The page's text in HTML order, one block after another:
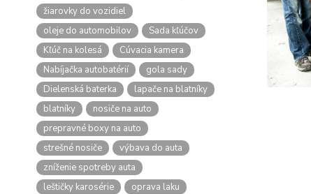
žiarovky do vozidiel
oleje do automobilov
Sada kľúčov
Kľúč na kolesá
Cúvacia kamera
Nabíjačka autobatérií
gola sady
Dielenská baterka
lapače na blatníky
blatníky
nosiče na auto
prepravné boxy na auto
strešné nosiče
výbava do auta
zníženie spotreby auta
leštičky karosérie
oprava laku